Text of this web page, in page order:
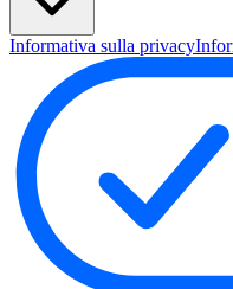
Informativa sulla privacy